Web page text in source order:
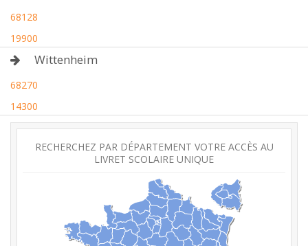
68128
19900
Wittenheim
68270
14300
RECHERCHEZ PAR DÉPARTEMENT VOTRE ACCÈS AU
LIVRET SCOLAIRE UNIQUE